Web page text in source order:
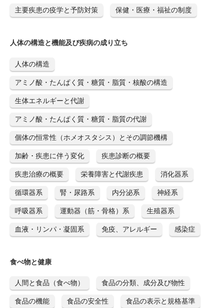
主要疾患の疫学と予防対策 保健・医療・福祉の制度
人体の構造と機能及び疾病の成り立ち
人体の構造
アミノ酸・たんぱく質・糖質・脂質・核酸の構造
生体エネルギーと代謝
アミノ酸・たんぱく質・糖質・脂質の代謝
個体の恒常性（ホメオスタシス）とその調節機構
加齢・疾患に伴う変化 疾患診断の概要
疾患治療の概要 栄養障害と代謝疾患 消化器系
循環器系 腎・尿路系 内分泌系 神経系
呼吸器系 運動器（筋・骨格）系 生殖器系
血液・リンパ・凝固系 免疫、アレルギー 感染症
食べ物と健康
人間と食品（食べ物） 食品の分類、成分及び物性
食品の機能 食品の安全性 食品の表示と規格基準